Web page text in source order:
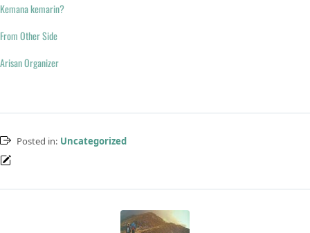
Kemana kemarin?
From Other Side
Arisan Organizer
Posted in: Uncategorized